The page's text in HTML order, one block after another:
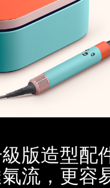
版造型配
流，更容